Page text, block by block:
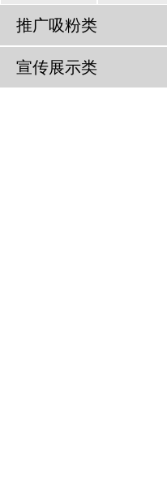
推广吸粉类
宣传展示类